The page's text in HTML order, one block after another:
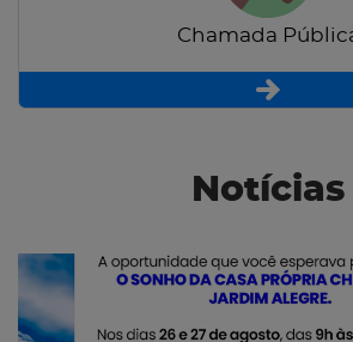
Chamada
Notícias